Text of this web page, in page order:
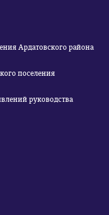
Ардатовского района
поселения
руководства